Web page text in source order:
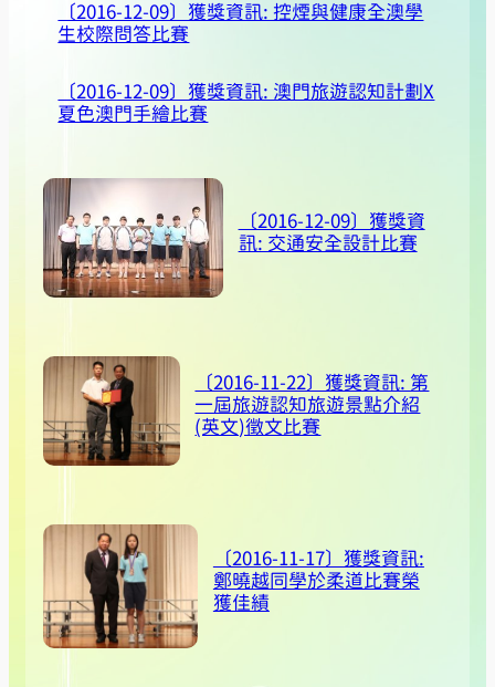
〔2016-12-09〕獲獎資訊: 控煙與健康全澳學
生校際問答比賽
〔2016-12-09〕獲獎資訊: 澳門旅遊認知計劃X
夏色澳門手繪比賽
〔2016-12-09〕獲獎資
訊: 交通安全設計比賽
〔2016-11-22〕獲獎資訊: 第
一屆旅遊認知旅遊景點介紹
(英文)徵文比賽
〔2016-11-17〕獲獎資訊:
鄭曉越同學於柔道比賽榮
獲佳績